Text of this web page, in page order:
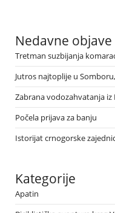
Nedavne objave
Tretman suzbijanja
Jutros najtoplije u
Zabrana vodozahvatanja
Počela prijava za banju
Istorijat crnogorske
Kategorije
Apatin